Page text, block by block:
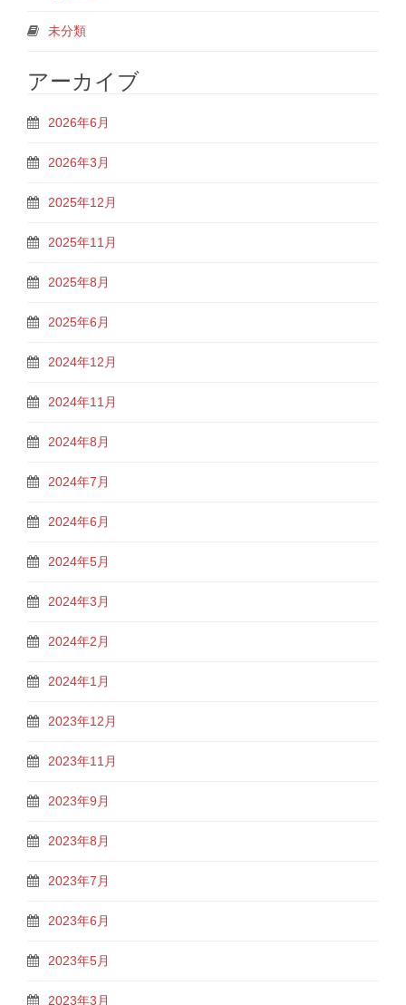
未分類
アーカイブ
2026年6月
2026年3月
2025年12月
2025年11月
2025年8月
2025年6月
2024年12月
2024年11月
2024年8月
2024年7月
2024年6月
2024年5月
2024年3月
2024年2月
2024年1月
2023年12月
2023年11月
2023年9月
2023年8月
2023年7月
2023年6月
2023年5月
2023年3月